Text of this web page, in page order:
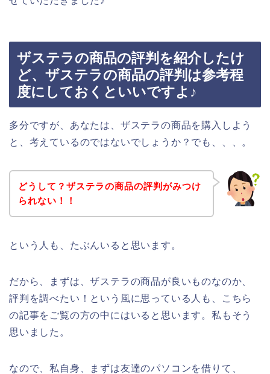
ザステラの商品の評判を紹介したけ
ど、ザステラの商品の評判は参考程
度にしておくといいですよ♪
多分ですが、あなたは、ザステラの商品を購入しよう
と、考えているのではないでしょうか？でも、、、。
どうして？ザステラの商品の評判がみつけ
られない！！
という人も、たぶんいると思います。
だから、まずは、ザステラの商品が良いものなのか、
評判を調べたい！という風に思っている人も、こちら
の記事をご覧の方の中にはいると思います。私もそう
思いました。
なので、私自身、まずは友達のパソコンを借りて、